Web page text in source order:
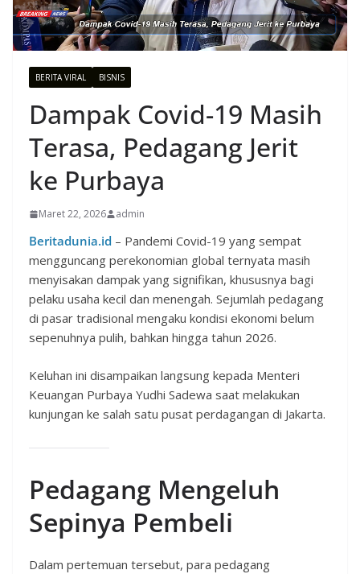
BERITA VIRAL BISNIS
Dampak Covid-19 Masih
Terasa, Pedagang Jerit
ke Purbaya
Maret 22, 2026 admin
Beritadunia.id – Pandemi Covid-19 yang sempat
mengguncang perekonomian global ternyata masih
menyisakan dampak yang signifikan, khususnya bagi
pelaku usaha kecil dan menengah. Sejumlah pedagang
di pasar tradisional mengaku kondisi ekonomi belum
sepenuhnya pulih, bahkan hingga tahun 2026.
Keluhan ini disampaikan langsung kepada Menteri
Keuangan Purbaya Yudhi Sadewa saat melakukan
kunjungan ke salah satu pusat perdagangan di Jakarta.
Pedagang Mengeluh
Sepinya Pembeli
Dalam pertemuan tersebut, para pedagang